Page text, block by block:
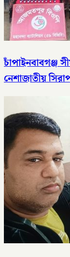
চাঁপাইনবাবগঞ্জ
নেশাজাতীয়